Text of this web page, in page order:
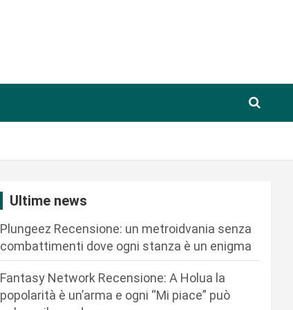
Ultime news
Plungeez Recensione: un metroidvania senza
combattimenti dove ogni stanza è un enigma
Fantasy Network Recensione: A Holua la
popolarità è un’arma e ogni “Mi piace” può